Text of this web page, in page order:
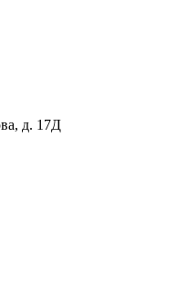
д. 17Д